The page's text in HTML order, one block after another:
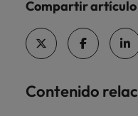
Compartir artículo
Contenido